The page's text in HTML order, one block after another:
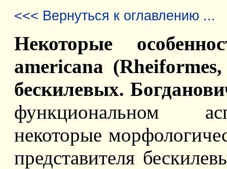
<<< Вернуться к оглавлению ...
Некоторые
americana
бескилевых.
функциональном
некоторые
представителя